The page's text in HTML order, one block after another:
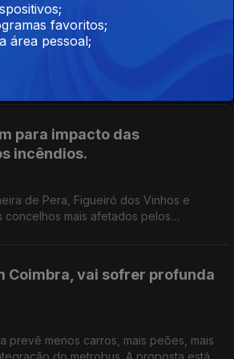
para impacto das
incêndios.
de Pera, Figueiró dos Vinhos e
concelhos mais afetados pelos
Coimbra, vai sofrer profunda
prevê menos carros, mais peões, mais
do metrobus. A proposta está a
favoritos;
área pessoal;